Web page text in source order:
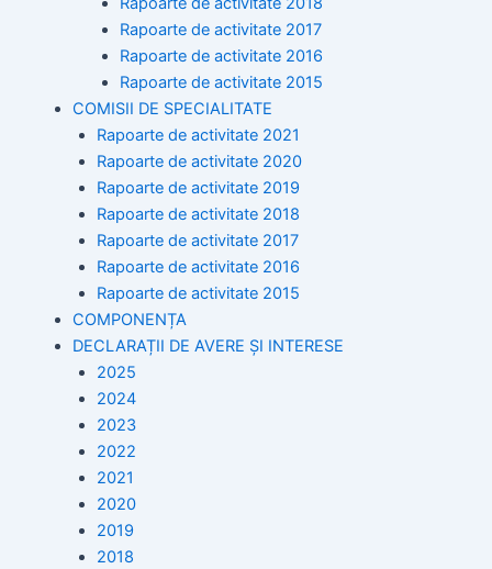
Rapoarte de activitate 2017
Rapoarte de activitate 2016
Rapoarte de activitate 2015
COMISII DE SPECIALITATE
Rapoarte de activitate 2021
Rapoarte de activitate 2020
Rapoarte de activitate 2019
Rapoarte de activitate 2018
Rapoarte de activitate 2017
Rapoarte de activitate 2016
Rapoarte de activitate 2015
COMPONENȚA
DECLARAȚII DE AVERE ȘI INTERESE
2025
2024
2023
2022
2021
2020
2019
2018